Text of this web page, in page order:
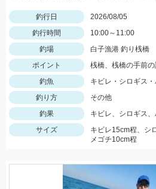
釣行日
2026/08/05
釣行時間
10:00～11:00
釣場
白子漁港 釣り桟橋
ポイント
桟橋、桟橋の手前
釣魚
キビレ・シロギス
釣り方
その他
釣果
キビレ、シロギス
サイズ
キビレ15cm程、シ
メゴチ10cm程